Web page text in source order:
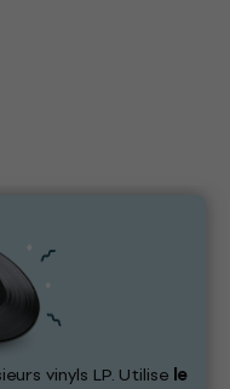
vinyls LP. Utilise le